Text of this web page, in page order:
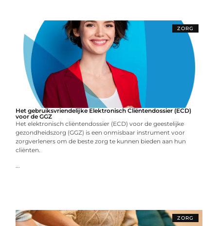
ZORG
Het gebruiksvriendelijke Elektronisch Cliëntendossier (ECD)
voor de GGZ
Het elektronisch cliëntendossier (ECD) voor de geestelijke
gezondheidszorg (GGZ) is een onmisbaar instrument voor
zorgverleners om de beste zorg te kunnen bieden aan hun
cliënten.
...
ZORG